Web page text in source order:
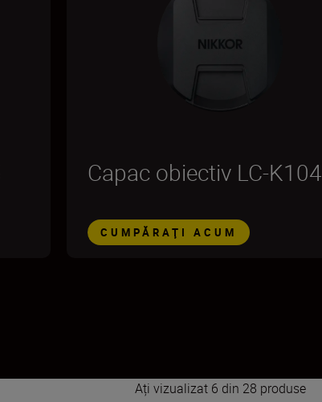
Capac obiectiv LC-K104
CUMPĂRAŢI ACUM
Ați vizualizat 6 din 28 produse